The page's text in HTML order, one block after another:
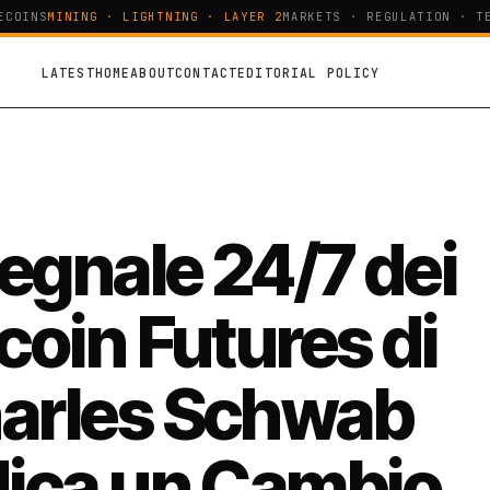
MINING · LIGHTNING · LAYER 2 MARKETS · REGULATION ·
LATESTHOMEABOUTCONTACTEDITORIAL POLICY
24/7 dei
Futures di
Schwab